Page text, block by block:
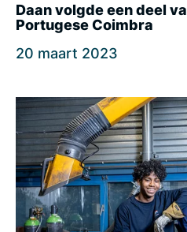
Daan volgde een deel
Portugese Coimbra
20 maart 2023